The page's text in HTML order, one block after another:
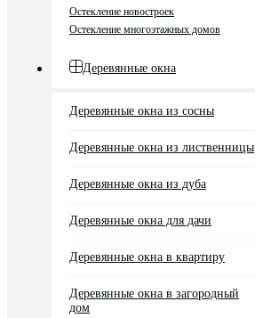
Остекление новостроек
Остекление многоэтажных домов
Деревянные окна
Деревянные окна из сосны
Деревянные окна из лиственницы
Деревянные окна из дуба
Деревянные окна для дачи
Деревянные окна в квартиру
Деревянные окна в загородный
дом